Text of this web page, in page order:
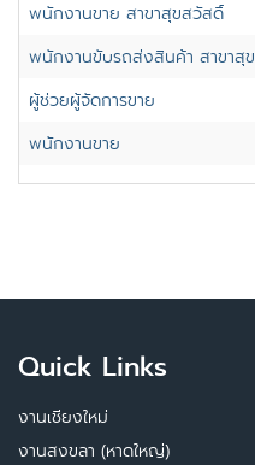
พนักงานขาย สาขาสุขสวัสดิ์
พนักงานขับรถส่งสินค้า สาขาสุ
ผู้ช่วยผู้จัดการขาย
พนักงานขาย
Quick Links
งานเชียงใหม่
งานสงขลา (หาดใหญ่)